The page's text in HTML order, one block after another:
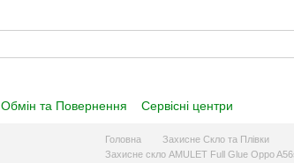
Обмін та Повернення
Сервісні центри
Головна
Захисне Скло та Плівки
Захисне скло AMULET Full Glue Oppo